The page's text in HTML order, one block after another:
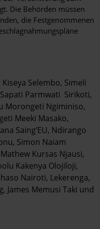
Die Behörden müssen
die Festgenommenen
Selembo, Simeli
Parmwati Sirikoti,
Morongeti Ngiminiso,
Meeki Masako,
Saing’EU, Ndirango
Simon Naiam
Kursas Njausi,
Kakenya Olojiloji,
Nairoti, Lekerenga,
James Memusi Taki und